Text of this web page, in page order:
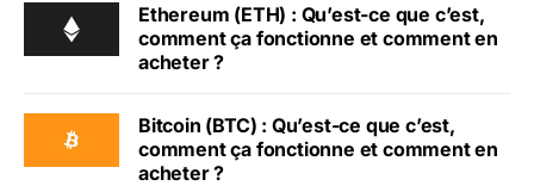
Ethereum (ETH) : Qu’est-ce que c’est,
comment ça fonctionne et comment en
acheter ?
Bitcoin (BTC) : Qu’est-ce que c’est,
comment ça fonctionne et comment en
acheter ?